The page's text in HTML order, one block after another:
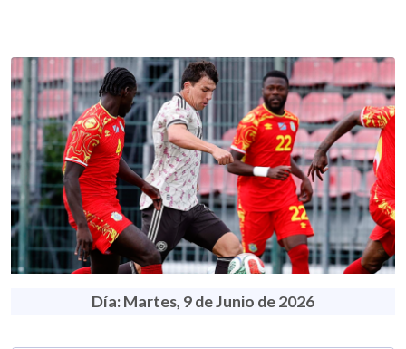
Día: Martes, 9 de Junio de 2026